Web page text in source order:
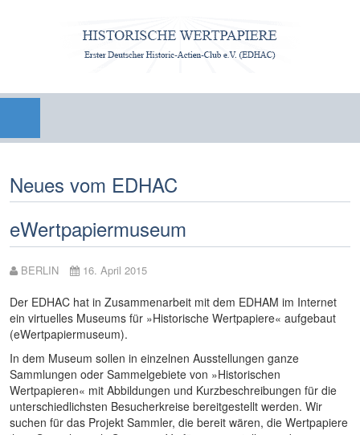
Neues vom EDHAC
eWertpapiermuseum
BERLIN 16. April 2015
Der EDHAC hat in Zusammenarbeit mit dem EDHAM im Internet
ein virtuelles Museums für »Historische Wertpapiere« aufgebaut
(eWertpapiermuseum).
In dem Museum sollen in einzelnen Ausstellungen ganze
Sammlungen oder Sammelgebiete von »Historischen
Wertpapieren« mit Abbildungen und Kurzbeschreibungen für die
unterschiedlichsten Besucherkreise bereitgestellt werden. Wir
suchen für das Projekt Sammler, die bereit wären, die Wertpapiere